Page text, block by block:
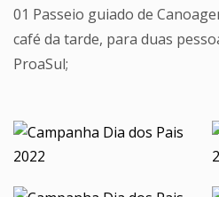
01 Passeio guiado de
café da tarde, para duas
ProaSul;